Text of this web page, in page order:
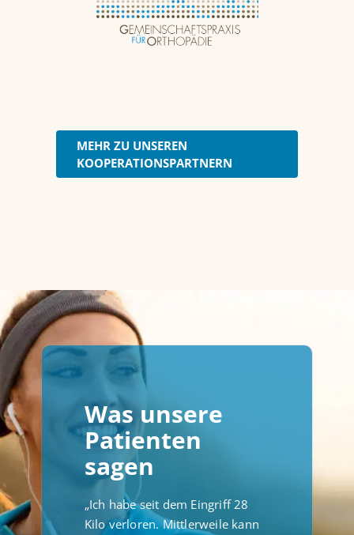
MEHR ZU UNSEREN
KOOPERATIONSPARTNERN
Was unsere
Patienten
sagen
„Ich habe seit dem Eingriff 28
Kilo verloren. Mittlerweile kann